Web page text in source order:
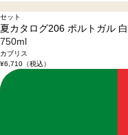
セット
夏カタログ206 ポルトガル
750ml
カブリス
¥6,710（税込）